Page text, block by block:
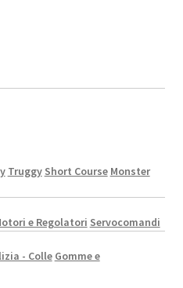
Truggy Short Course Monster
e Regolatori Servocomandi
- Colle Gomme e